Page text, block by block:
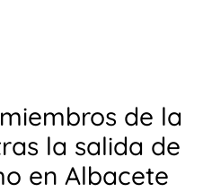
de la
la salida de
en Albacete